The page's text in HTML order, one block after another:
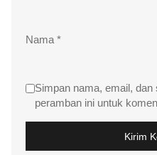
Nama *
Simpan nama, email,
peramban ini untuk